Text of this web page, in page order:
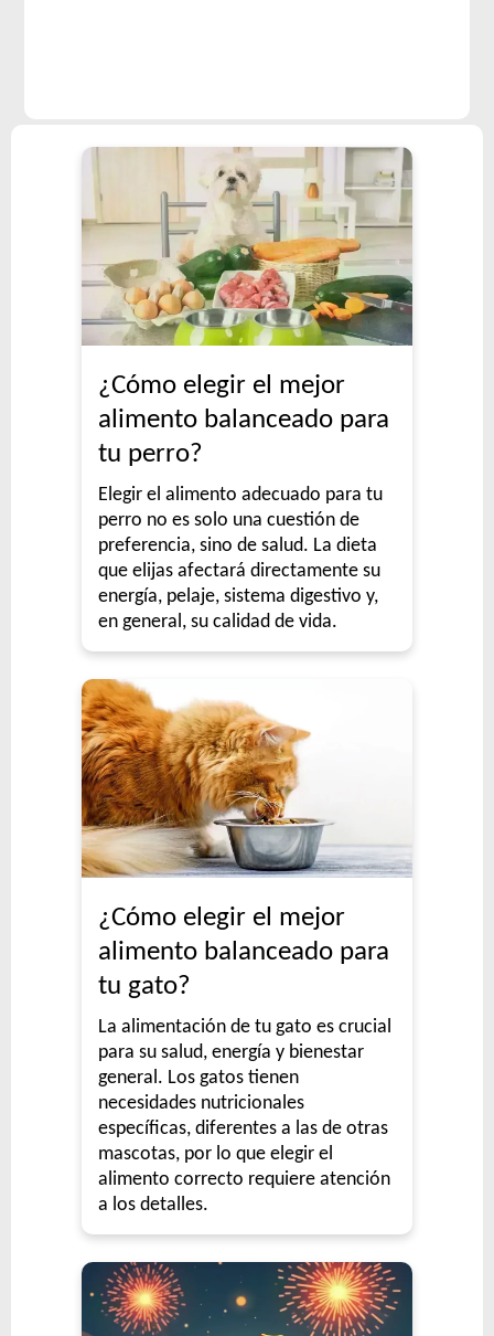
¿Cómo elegir el mejor
alimento balanceado para
tu perro?
Elegir el alimento adecuado para tu
perro no es solo una cuestión de
preferencia, sino de salud. La dieta
que elijas afectará directamente su
energía, pelaje, sistema digestivo y,
en general, su calidad de vida.
¿Cómo elegir el mejor
alimento balanceado para
tu gato?
La alimentación de tu gato es crucial
para su salud, energía y bienestar
general. Los gatos tienen
necesidades nutricionales
específicas, diferentes a las de otras
mascotas, por lo que elegir el
alimento correcto requiere atención
a los detalles.